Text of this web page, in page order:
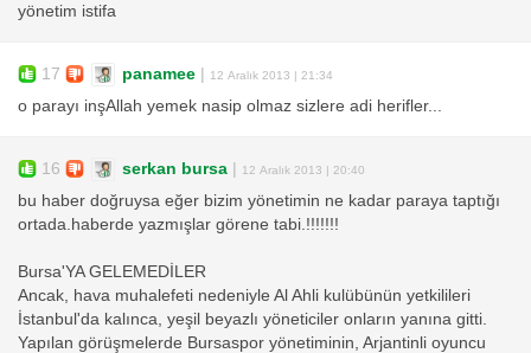
yönetim istifa
17 panamee | 12 Aralık 2013 | 21:34
o parayı inşAllah yemek nasip olmaz sizlere adi herifler...
16 serkan bursa | 12 Aralık 2013 | 20:40
bu haber doğruysa eğer bizim yönetimin ne kadar paraya taptığı
ortada.haberde yazmışlar görene tabi.!!!!!!!
Bursa'YA GELEMEDİLER
Ancak, hava muhalefeti nedeniyle Al Ahli kulübünün yetkilileri
İstanbul'da kalınca, yeşil beyazlı yöneticiler onların yanına gitti.
Yapılan görüşmelerde Bursaspor yönetiminin, Arjantinli oyuncu